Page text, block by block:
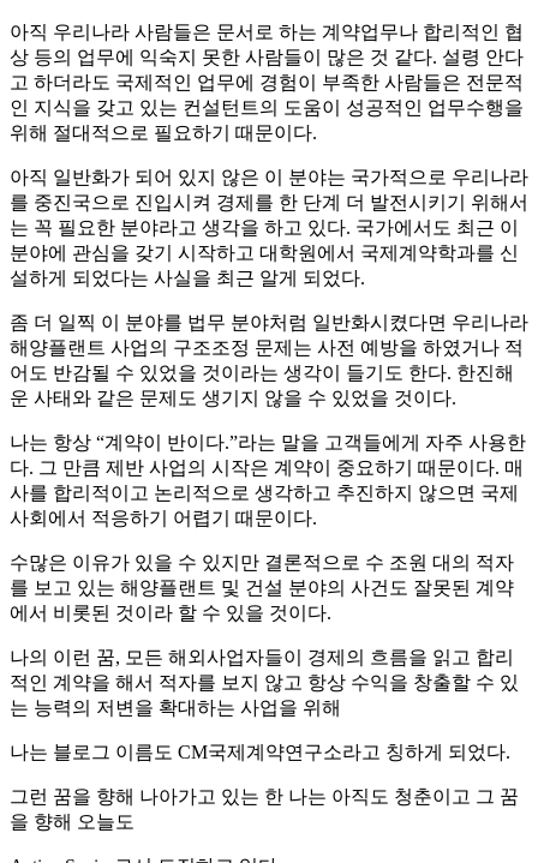
아직 우리나라 사람들은 문서로 하는 계약업무나 합리적인 협
상 등의 업무에 익숙지 못한 사람들이 많은 것 같다. 설령 안다
고 하더라도 국제적인 업무에 경험이 부족한 사람들은 전문적
인 지식을 갖고 있는 컨설턴트의 도움이 성공적인 업무수행을
위해 절대적으로 필요하기 때문이다.
아직 일반화가 되어 있지 않은 이 분야는 국가적으로 우리나라
를 중진국으로 진입시켜 경제를 한 단계 더 발전시키기 위해서
는 꼭 필요한 분야라고 생각을 하고 있다. 국가에서도 최근 이
분야에 관심을 갖기 시작하고 대학원에서 국제계약학과를 신
설하게 되었다는 사실을 최근 알게 되었다.
좀 더 일찍 이 분야를 법무 분야처럼 일반화시켰다면 우리나라
해양플랜트 사업의 구조조정 문제는 사전 예방을 하였거나 적
어도 반감될 수 있었을 것이라는 생각이 들기도 한다. 한진해
운 사태와 같은 문제도 생기지 않을 수 있었을 것이다.
나는 항상 “계약이 반이다.”라는 말을 고객들에게 자주 사용한
다. 그 만큼 제반 사업의 시작은 계약이 중요하기 때문이다. 매
사를 합리적이고 논리적으로 생각하고 추진하지 않으면 국제
사회에서 적응하기 어렵기 때문이다.
수많은 이유가 있을 수 있지만 결론적으로 수 조원 대의 적자
를 보고 있는 해양플랜트 및 건설 분야의 사건도 잘못된 계약
에서 비롯된 것이라 할 수 있을 것이다.
나의 이런 꿈, 모든 해외사업자들이 경제의 흐름을 읽고 합리
적인 계약을 해서 적자를 보지 않고 항상 수익을 창출할 수 있
는 능력의 저변을 확대하는 사업을 위해
나는 블로그 이름도 CM국제계약연구소라고 칭하게 되었다.
그런 꿈을 향해 나아가고 있는 한 나는 아직도 청춘이고 그 꿈
을 향해 오늘도